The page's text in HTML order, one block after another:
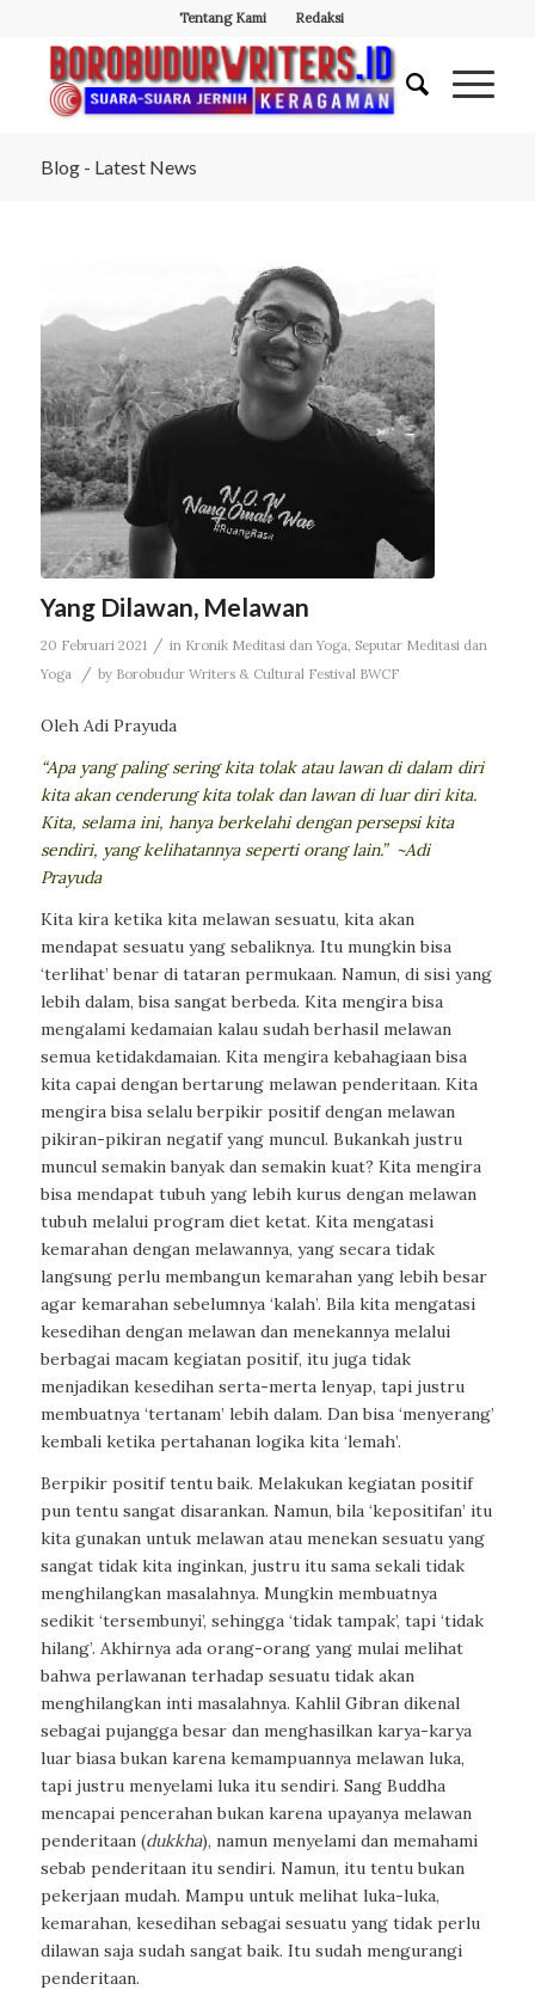
Tentang Kami Redaksi
Blog - Latest News
Yang Dilawan, Melawan
20 Februari 2021 / in Kronik Meditasi dan Yoga, Seputar Meditasi dan
Yoga
/ by Borobudur Writers & Cultural Festival BWCF
Oleh Adi Prayuda
“Apa yang paling sering kita tolak atau lawan di dalam diri
kita akan cenderung kita tolak dan lawan di luar diri kita.
Kita, selama ini, hanya berkelahi dengan persepsi kita
sendiri, yang kelihatannya seperti orang lain.” ~Adi
Prayuda
Kita kira ketika kita melawan sesuatu, kita akan
mendapat sesuatu yang sebaliknya. Itu mungkin bisa
‘terlihat’ benar di tataran permukaan. Namun, di sisi yang
lebih dalam, bisa sangat berbeda. Kita mengira bisa
mengalami kedamaian kalau sudah berhasil melawan
semua ketidakdamaian. Kita mengira kebahagiaan bisa
kita capai dengan bertarung melawan penderitaan. Kita
mengira bisa selalu berpikir positif dengan melawan
pikiran-pikiran negatif yang muncul. Bukankah justru
muncul semakin banyak dan semakin kuat? Kita mengira
bisa mendapat tubuh yang lebih kurus dengan melawan
tubuh melalui program diet ketat. Kita mengatasi
kemarahan dengan melawannya, yang secara tidak
langsung perlu membangun kemarahan yang lebih besar
agar kemarahan sebelumnya ‘kalah’. Bila kita mengatasi
kesedihan dengan melawan dan menekannya melalui
berbagai macam kegiatan positif, itu juga tidak
menjadikan kesedihan serta-merta lenyap, tapi justru
membuatnya ‘tertanam’ lebih dalam. Dan bisa ‘menyerang’
kembali ketika pertahanan logika kita ‘lemah’.
Berpikir positif tentu baik. Melakukan kegiatan positif
pun tentu sangat disarankan. Namun, bila ‘kepositifan’ itu
kita gunakan untuk melawan atau menekan sesuatu yang
sangat tidak kita inginkan, justru itu sama sekali tidak
menghilangkan masalahnya. Mungkin membuatnya
sedikit ‘tersembunyi’, sehingga ‘tidak tampak’, tapi ‘tidak
hilang’. Akhirnya ada orang-orang yang mulai melihat
bahwa perlawanan terhadap sesuatu tidak akan
menghilangkan inti masalahnya. Kahlil Gibran dikenal
sebagai pujangga besar dan menghasilkan karya-karya
luar biasa bukan karena kemampuannya melawan luka,
tapi justru menyelami luka itu sendiri. Sang Buddha
mencapai pencerahan bukan karena upayanya melawan
penderitaan (dukkha), namun menyelami dan memahami
sebab penderitaan itu sendiri. Namun, itu tentu bukan
pekerjaan mudah. Mampu untuk melihat luka-luka,
kemarahan, kesedihan sebagai sesuatu yang tidak perlu
dilawan saja sudah sangat baik. Itu sudah mengurangi
penderitaan.